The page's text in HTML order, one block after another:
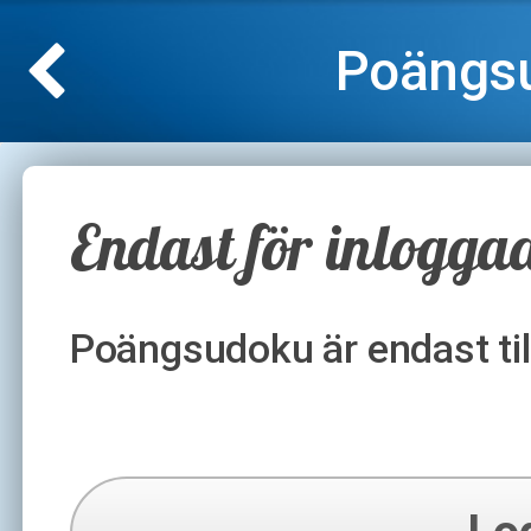
Endast för
Poängsudoku är endast